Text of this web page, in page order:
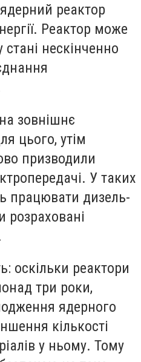
реактор
Реактор може
нескінченно
зовнішнє
цього, утім
призводили
У таких
працювати дизель-
розраховані
оскільки реактори
три роки,
ядерного
кількості
у ньому. Тому